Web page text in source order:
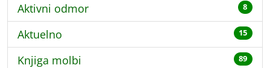
Aktivni odmor 8
Aktuelno 15
Knjiga molbi 89